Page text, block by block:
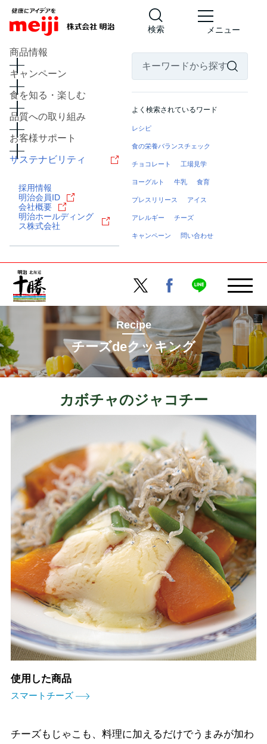
検索 メニュー
商品情報
キャンペーン
食を知る・楽しむ
品質への取り組み
お客様サポート
サステナビリティ
採用情報
明治会員ID
会社概要
明治ホールディング
ス株式会社
よく検索されているワード
レシピ
食の栄養バランスチェック
チョコレート 工場見学
ヨーグルト 牛乳 食育
プレスリリース アイス
アレルギー チーズ
キャンペーン 問い合わせ
Recipe
チーズdeクッキング
カボチャのジャコチー
使用した商品
スマートチーズ
チーズもじゃこも、料理に加えるだけでうまみが加わ